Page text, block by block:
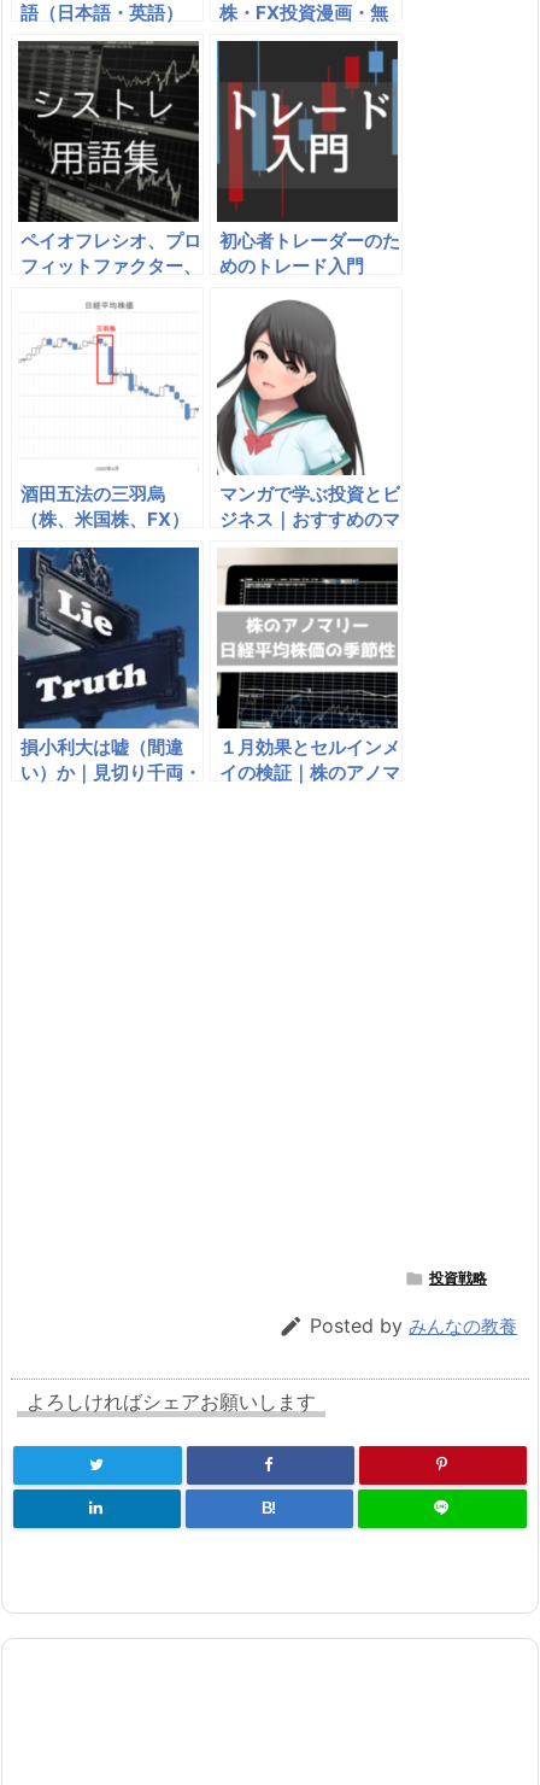
語（日本語・英語）
株・FX投資漫画・無
料漫画10選｜株やFX
の勉強になるマンガは
ペイオフレシオ、プロ
フィットファクター、
初心者トレーダーのた
めのトレード入門
酒田五法の三羽烏
（株、米国株、FX）
は空売り？罫線チャー
トの見方
マンガで学ぶ投資とビ
ジネス｜おすすめのマ
ンガ・コミックは？
損小利大は嘘（間違
い）か｜見切り千両・
１月効果とセルインメ
イの検証｜株のアノマ
 投資戦略
 Posted by みんなの教養
よろしければシェアお願いします
B!